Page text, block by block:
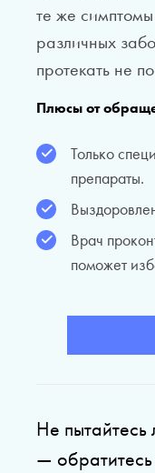
те же
различных
протекать не
Плюсы от
Только
препараты.
Врач
поможет
Не пытайтесь
— обратитесь